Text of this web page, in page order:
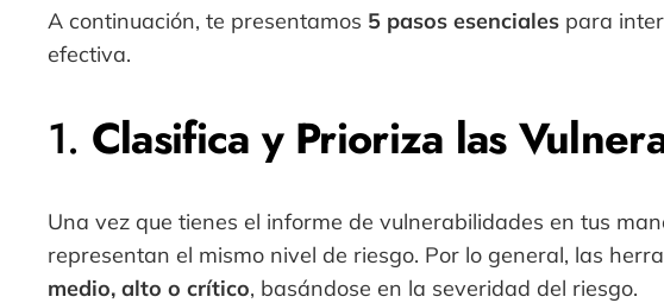
A continuación, te presentamos 5 pasos esenciales para
efectiva.
1. Clasifica y Prioriza las
Una vez que tienes el informe de vulnerabilidades en tus
representan el mismo nivel de riesgo. Por lo general, las
medio, alto o crítico, basándose en la severidad del riesgo.